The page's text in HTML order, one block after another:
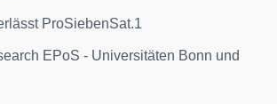
ProSiebenSat.1
EPoS - Universitäten Bonn und